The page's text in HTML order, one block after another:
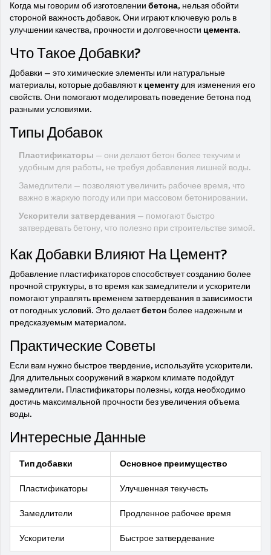
Когда мы говорим об изготовлении бетона, нельзя обойти
стороной важность добавок. Они играют ключевую роль в
улучшении качества, прочности и долговечности цемента.
Что Такое Добавки?
Добавки — это химические элементы или натуральные
материалы, которые добавляют к цементудля изменения его
свойств. Они помогают моделировать поведение бетона под
разными условиями.
Типы Добавок
Пластификаторы — они делают бетон более текучим и
удобным для работы, не требуя добавления лишней воды.
Замедлители — позволяют увеличить рабочее время, что
важно в жаркую погоду или при массовом бетонировании.
Ускорители затвердевания — помогают быстро
затвердевать бетону, что полезно при строительстве зимой.
Как Добавки Влияют На Цемент?
Добавление пластификаторов способствует созданию более
прочной структуры, в то время как замедлители и ускорители
помогают управлять временем затвердевания в зависимости
от погодных условий. Это делаетбетонболее надежным и
предсказуемым материалом.
Практические Советы
Если вам нужно быстрое твердение, используйте ускорители.
Для длительных сооружений в жарком климате подойдут
замедлители. Пластификаторы полезны, когда необходимо
достичь максимальной прочности без увеличения объема
воды.
Интересные Данные
Тип добавки Основное преимущество
Пластификаторы Улучшенная текучесть
Замедлители Продленное рабочее время
Ускорители Быстрое затвердевание